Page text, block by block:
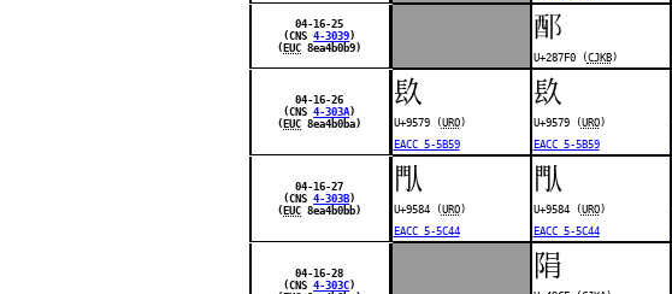
04-16-25
(CNS4-3039 )
( EUC 8ea4b0b9)
𨟰
U+287F0 (CJKB)
04-16-26
(CNS4-303A )
( EUC 8ea4b0ba)
镹
U+9579 (URO)
EACC 5-5B59
镹
U+9579 (URO)
EACC 5-5B59
04-16-27
(CNS4-303B )
( EUC 8ea4b0bb)
閄
U+9584 (URO)
EACC 5-5C44
閄
U+9584 (URO)
EACC 5-5C44
04-16-28
(CNS4-303C )
䧎